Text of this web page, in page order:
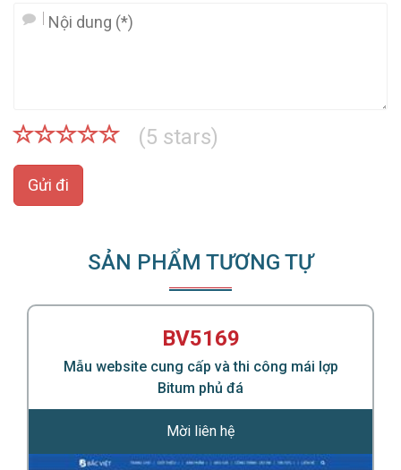
(5 stars)
Gửi đi
SẢN PHẨM TƯƠNG TỰ
BV5169
Mẫu website cung cấp và thi công mái lợp
Bitum phủ đá
Mời liên hệ